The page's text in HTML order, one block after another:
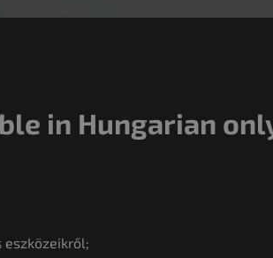
in Hungarian